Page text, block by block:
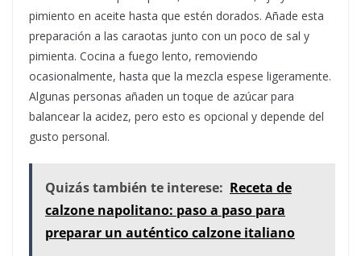
pimiento en aceite hasta que estén dorados. Añade esta
preparación a las caraotas junto con un poco de sal y
pimienta. Cocina a fuego lento, removiendo
ocasionalmente, hasta que la mezcla espese ligeramente.
Algunas personas añaden un toque de azúcar para
balancear la acidez, pero esto es opcional y depende del
gusto personal.
Quizás también te interese: Receta de
calzone napolitano: paso a paso para
preparar un auténtico calzone italiano